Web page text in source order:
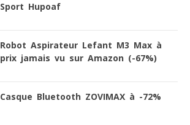
Sport Hupoaf
Robot Aspirateur Lefant M3 Max à
prix jamais vu sur Amazon (-67%)
Casque Bluetooth ZOVIMAX à -72%